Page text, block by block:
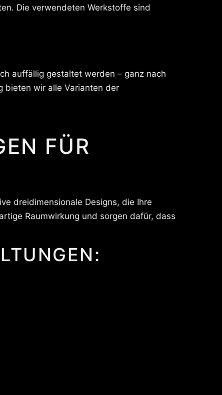
Die verwendeten Werkstoffe sind
auffällig gestaltet werden – ganz nach
bieten wir alle Varianten der
FÜR
dreidimensionale Designs, die Ihre
Raumwirkung und sorgen dafür, dass